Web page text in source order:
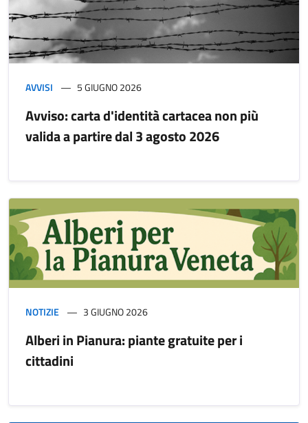
AVVISI 5 GIUGNO 2026
Avviso: carta d'identità cartacea non più
valida a partire dal 3 agosto 2026
NOTIZIE 3 GIUGNO 2026
Alberi in Pianura: piante gratuite per i
cittadini